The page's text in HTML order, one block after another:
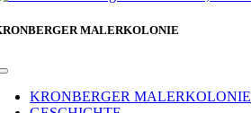
MALERKOLONIE
Toggle
NavigationKRONBERGER MALERKOLONIE